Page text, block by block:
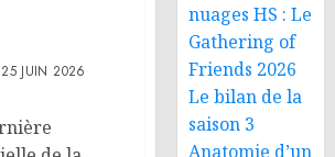
25 JUIN 2026
nuages HS : Le
Gathering of
Friends 2026
Le bilan de la
saison 3
Anatomie d’un